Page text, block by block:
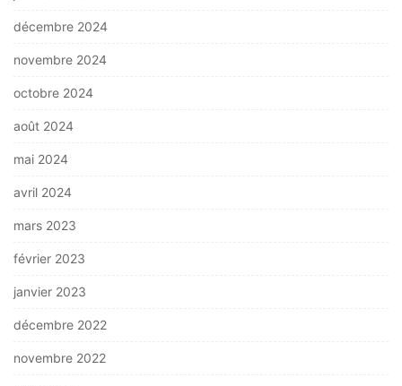
décembre 2024
novembre 2024
octobre 2024
août 2024
mai 2024
avril 2024
mars 2023
février 2023
janvier 2023
décembre 2022
novembre 2022